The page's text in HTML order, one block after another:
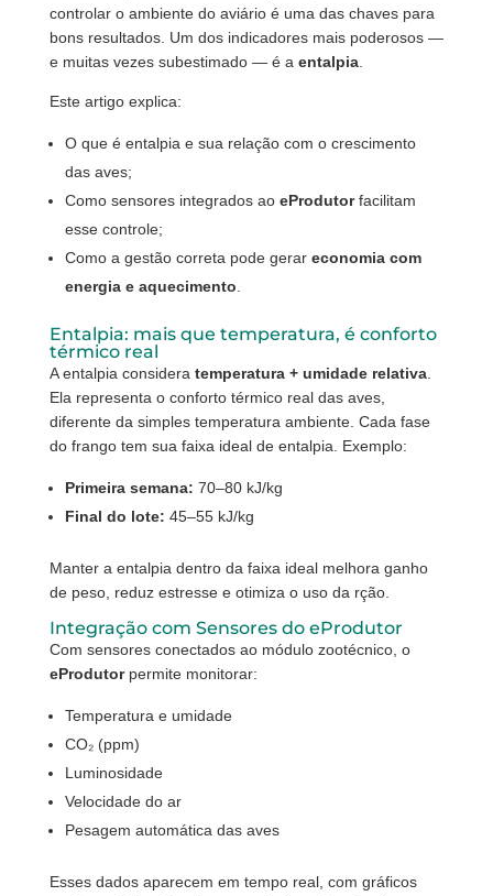
controlar o ambiente do aviário é uma das chaves para
bons resultados. Um dos indicadores mais poderosos —
e muitas vezes subestimado — é a entalpia.
Este artigo explica:
O que é entalpia e sua relação com o crescimento
das aves;
Como sensores integrados ao eProdutorfacilitam
esse controle;
Como a gestão correta pode gerar economia com
energia e aquecimento
Entalpia: mais que temperatura, é conforto
térmico real
A entalpia considera temperatura + umidade relativa.
Ela representa o conforto térmico real das aves,
diferente da simples temperatura ambiente. Cada fase
do frango tem sua faixa ideal de entalpia. Exemplo:
Primeira semana: 70–80 kJ/kg
Final do lote: 45–55 kJ/kg
Manter a entalpia dentro da faixa ideal melhora ganho
de peso, reduz estresse e otimiza o uso da rção.
Integração com Sensores do eProdutor
Com sensores conectados ao módulo zootécnico, o
eProdutorpermite monitorar:
Temperatura e umidade
CO₂ (ppm)
Luminosidade
Velocidade do ar
Pesagem automática das aves
Esses dados aparecem em tempo real, com gráficos